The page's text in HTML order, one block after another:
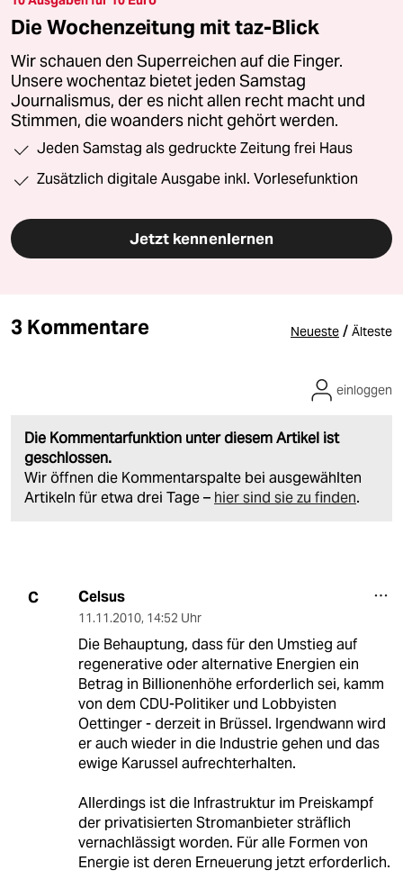
Die Wochenzeitung mit taz-Blick
Wir schauen den Superreichen auf die Finger.
Unsere wochentaz bietet jeden Samstag
Journalismus, der es nicht allen recht macht und
Stimmen, die woanders nicht gehört werden.
Jeden Samstag als gedruckte Zeitung frei Haus
Zusätzlich digitale Ausgabe inkl. Vorlesefunktion
Jetzt kennenlernen
3 Kommentare Neueste / Älteste
Die Kommentarfunktion unter diesem Artikel ist
geschlossen.
Wir öffnen die Kommentarspalte bei ausgewählten
Artikeln für etwa drei Tage – hier sind sie zu finden.
einloggen
C Celsus
11.11.2010, 14:52 Uhr
Die Behauptung, dass für den Umstieg auf
regenerative oder alternative Energien ein
Betrag in Billionenhöhe erforderlich sei, kamm
von dem CDU-Politiker und Lobbyisten
Oettinger - derzeit in Brüssel. Irgendwann wird
er auch wieder in die Industrie gehen und das
ewige Karussel aufrechterhalten.
Allerdings ist die Infrastruktur im Preiskampf
der privatisierten Stromanbieter sträflich
vernachlässigt worden. Für alle Formen von
Energie ist deren Erneuerung jetzt erforderlich.